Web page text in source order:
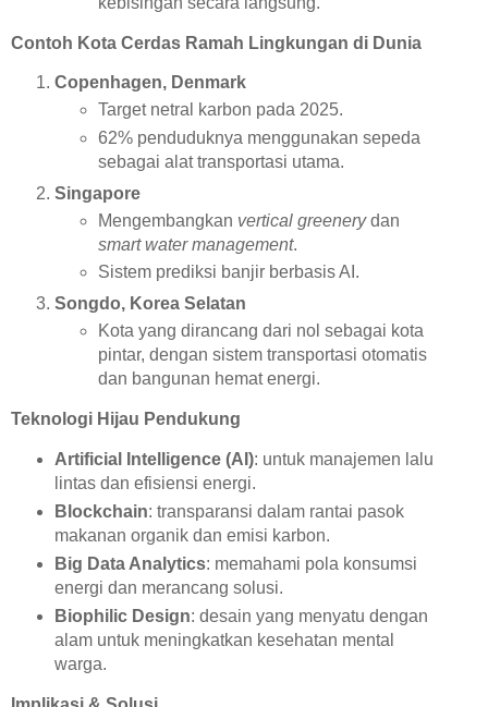
Contoh Kota Cerdas Ramah Lingkungan di Dunia
Copenhagen, Denmark
Target netral karbon pada 2025.
62% penduduknya menggunakan sepeda
sebagai alat transportasi utama.
Singapore
Mengembangkan vertical greenerydan
smart water management.
Sistem prediksi banjir berbasis AI.
Songdo, Korea Selatan
Kota yang dirancang dari nol sebagai kota
pintar, dengan sistem transportasi otomatis
dan bangunan hemat energi.
Teknologi Hijau Pendukung
Artificial Intelligence (AI): untuk manajemen lalu
lintas dan efisiensi energi.
Blockchain: transparansi dalam rantai pasok
makanan organik dan emisi karbon.
Big Data Analytics: memahami pola konsumsi
energi dan merancang solusi.
Biophilic Design: desain yang menyatu dengan
alam untuk meningkatkan kesehatan mental
warga.